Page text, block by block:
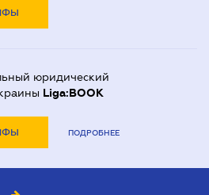
юридический
Liga:BOOK
ПОДРОБНЕЕ